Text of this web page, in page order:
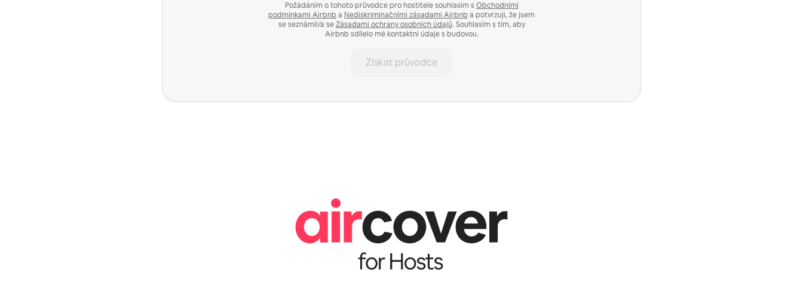
Požádáním o tohoto průvodce pro hostitele souhlasím s Obchodními
podmínkami Airbnb a Nediskriminačními zásadami Airbnb a potvrzuji, že jsem
se seznámil/a seZásadami ochrany osobních údajů. Souhlasím s tím, aby
Airbnb sdílelo mé kontaktní údaje s budovou.
Získat průvodce